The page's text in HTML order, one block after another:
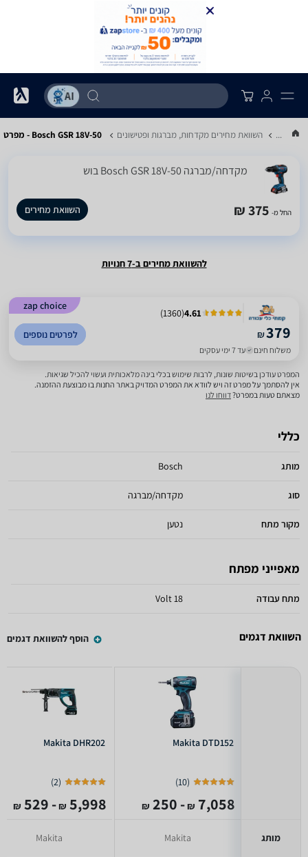
... השוואת מחירים מקדחות, מברגות ופטישונים Bosch GSR 18V-50 - מפרט
‏מקדחה/מברגה Bosch GSR 18V-50 בוש
החל מ- 375 ₪ השוואת מחירים
להשוואת מחירים ב-7 חנויות
zap choice
4.61
(
1360
)
₪379
משלוח חינם עד 7 ימי עסקים
לפרטים נוספים
המפרט עודכן בשיטות שונות, לרבות שימוש בכלי בינה מלאכותית ועשוי להכיל שגיאות.
אין להסתמך על מפרט זה ויש לוודא את המפרט המדויק באתר החנות בו מבוצעת ההזמנה.
מצאתם טעות במפרט?דווחו לנו
כללי
מותג Bosch
סוג מקדחה/מברגה
מקור מתח נטען
מאפייני מפתח
מתח עבודה 18 Volt
השוואת דגמים הוסף להשוואת דגמים
מותג
Makita DTD152
(
10
)
7,058
₪
- 250
₪
Makita
Makita DHR202
(
2
)
5,998
₪
- 529
₪
Makita